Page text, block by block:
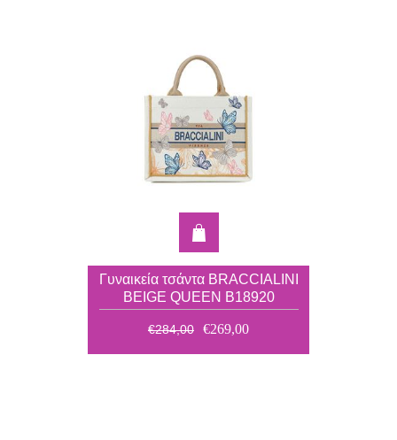
Γυναικεία τσάντα BRACCIALINI
BEIGE QUEEN Β18920
€284,00 €269,00